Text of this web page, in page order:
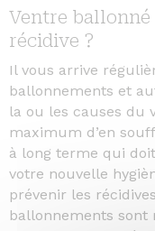
Ventre
récidive ?
Il vous arrive
ballonnements et
la ou les causes du
maximum d’en
à long terme qui
votre nouvelle
prévenir les
ballonnements